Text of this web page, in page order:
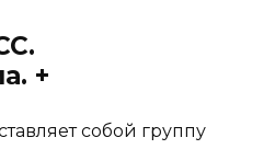
+
собой группу